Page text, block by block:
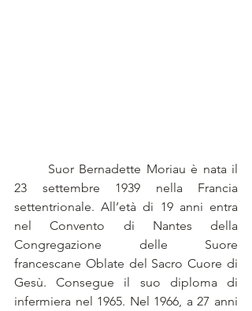
23 settembre 1939 nella Francia
settentrionale. All’età di 19 anni entra
nel Convento di Nantes della
Congregazione delle Suore
francescane Oblate del Sacro Cuore di
Gesù. Consegue il suo diploma di
infermiera nel 1965. Nel 1966, a 27 anni